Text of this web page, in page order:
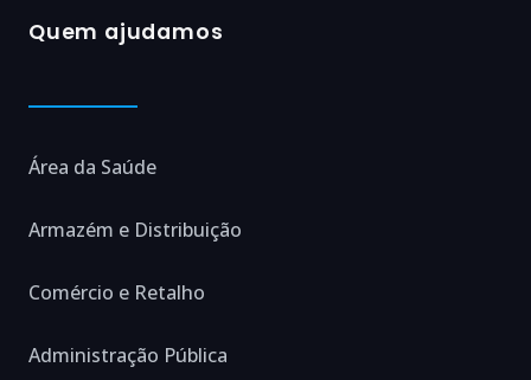
Quem ajudamos
Área da Saúde
Armazém e Distribuição
Comércio e Retalho
Administração Pública